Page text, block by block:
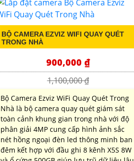
BỘ CAMERA EZVIZ WIFI QUAY QUÉT
TRONG NHÀ
900,000 ₫
1,100,000 ₫
Bộ Camera Ezviz WiFi Quay Quét Trong
Nhà là bộ camera quay quét giám sát
toàn cảnh khung gian trong nhà với độ
phân giải 4MP cung cấp hình ảnh sắc
nét hồng ngoại đèn led thông minh ban
đêm kết hợp với đầu ghi 8 kênh X5S 8W